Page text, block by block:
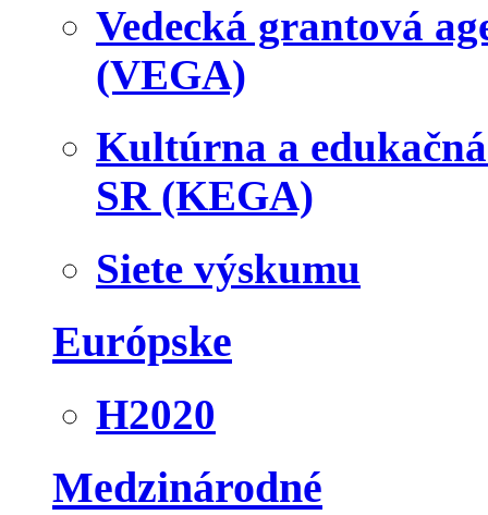
Vedecká grantová
(VEGA)
Kultúrna a
SR (KEGA)
Siete výskumu
Európske
H2020
Medzinárodné